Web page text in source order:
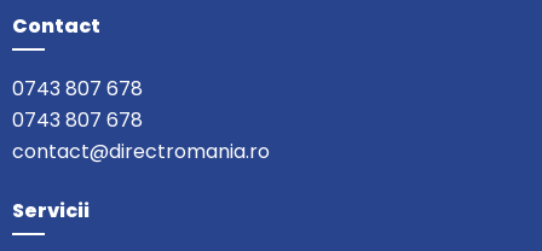
Contact
0743 807 678
0743 807 678
contact@directromania.ro
Servicii